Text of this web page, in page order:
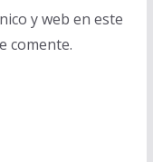
y web en este
comente.